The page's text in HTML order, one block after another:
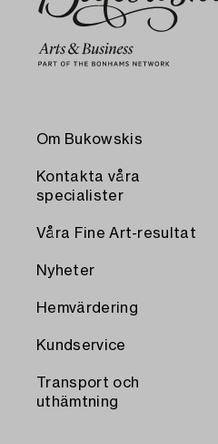
Om Bukowskis
Kontakta våra
specialister
Våra Fine Art-resultat
Nyheter
Hemvärdering
Kundservice
Transport och
uthämtning